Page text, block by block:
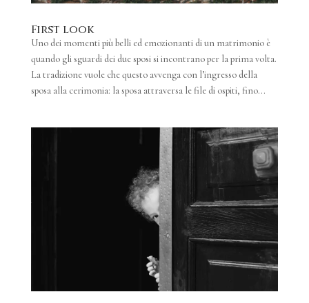
First look
Uno dei momenti più belli ed emozionanti di un matrimonio è
quando gli sguardi dei due sposi si incontrano per la prima volta.
La tradizione vuole che questo avvenga con l’ingresso della
sposa alla cerimonia: la sposa attraversa le file di ospiti, fino...